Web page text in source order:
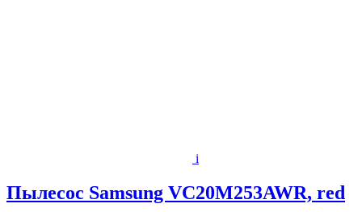
i
Пылесос Samsung VC20M253AWR, red